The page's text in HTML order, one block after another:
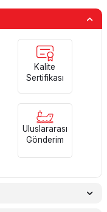
Kalite
Sertifikası
Uluslararası
Gönderim